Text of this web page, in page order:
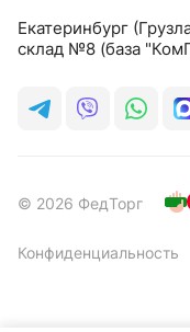
Екатеринбург
склад №8 (база
© 2026 ФедТорг
Конфиденциальность